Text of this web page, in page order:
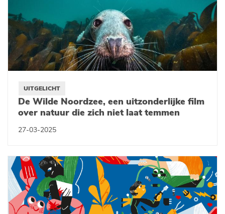
UITGELICHT
De Wilde Noordzee, een uitzonderlijke film
over natuur die zich niet laat temmen
27-03-2025